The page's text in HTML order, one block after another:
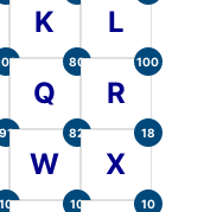
K L
Q
80
R
100
91
W
82
X
18
10 10 10